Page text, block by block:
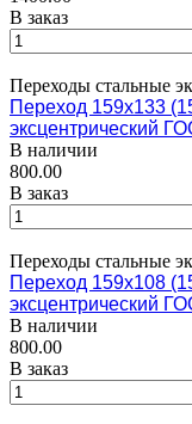
В заказ
Переходы стальные
Переход 159х133
эксцентрический
В наличии
800.00
В заказ
Переходы стальные
Переход 159х108
эксцентрический
В наличии
800.00
В заказ